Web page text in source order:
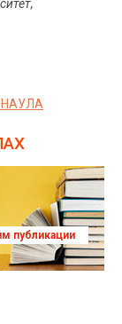
публикации